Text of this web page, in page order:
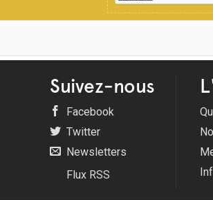
Suivez-nous
Facebook
Twitter
Newsletters
Flux RSS